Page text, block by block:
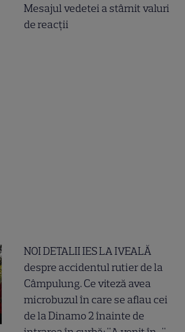
Mesajul vedetei a stârnit valuri
de reacții
NOI DETALII IES LA IVEALĂ
despre accidentul rutier de la
Câmpulung. Ce viteză avea
microbuzul în care se aflau cei
de la Dinamo 2 înainte de